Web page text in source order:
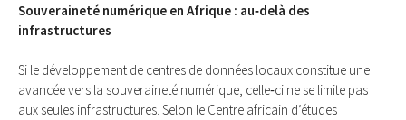
Souveraineté numérique en Afrique : au‑delà des
infrastructures
Si le développement de centres de données locaux constitue une
avancée vers la souveraineté numérique, celle‑ci ne se limite pas
aux seules infrastructures. Selon le Centre africain d’études